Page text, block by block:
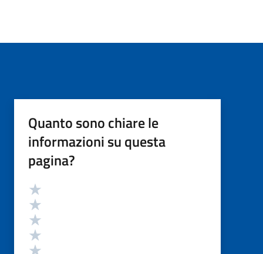
Quanto sono chiare le
informazioni su questa
pagina?
Valutazione